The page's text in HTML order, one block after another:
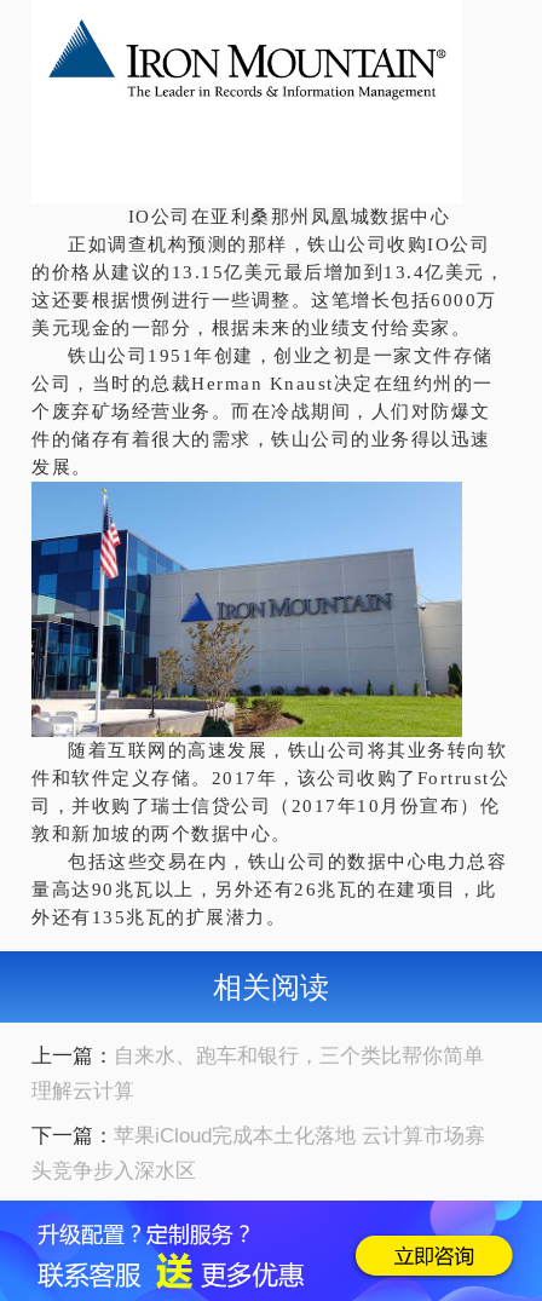
IO公司在亚利桑那州凤凰城数据中心
正如调查机构预测的那样，铁山公司收购IO公司
的价格从建议的13.15亿美元最后增加到13.4亿美元，
这还要根据惯例进行一些调整。这笔增长包括6000万
美元现金的一部分，根据未来的业绩支付给卖家。
铁山公司1951年创建，创业之初是一家文件存储
公司，当时的总裁Herman Knaust决定在纽约州的一
个废弃矿场经营业务。而在冷战期间，人们对防爆文
件的储存有着很大的需求，铁山公司的业务得以迅速
发展。
随着互联网的高速发展，铁山公司将其业务转向软
件和软件定义存储。2017年，该公司收购了Fortrust公
司，并收购了瑞士信贷公司（2017年10月份宣布）伦
敦和新加坡的两个数据中心。
包括这些交易在内，铁山公司的数据中心电力总容
量高达90兆瓦以上，另外还有26兆瓦的在建项目，此
外还有135兆瓦的扩展潜力。
相关阅读
上一篇： 自来水、跑车和银行，三个类比帮你简单
理解云计算
下一篇：苹果iCloud完成本土化落地 云计算市场寡
头竞争步入深水区